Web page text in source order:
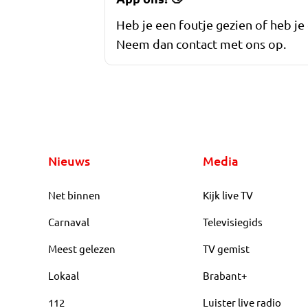
Heb je een foutje gezien of heb
Neem dan contact met ons op.
Nieuws
Net binnen
Carnaval
Meest gelezen
Lokaal
112
Media
Kijk live TV
Televisiegids
TV gemist
Brabant+
Luister live radio